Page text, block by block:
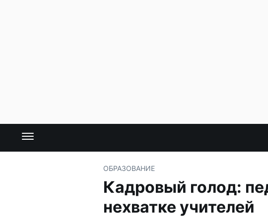
ОБРАЗОВАНИЕ
Кадровый голод:
нехватке учителей